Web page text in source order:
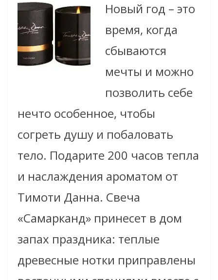
Новый год – это
время, когда
сбываются
мечты и можно
позволить себе
нечто особенное, чтобы
согреть душу и побаловать
тело. Подарите 200 часов тепла
и наслаждения ароматом от
Тимоти Данна. Свеча
«Самарканд» принесет в дом
запах праздника: теплые
древесные нотки приправлены